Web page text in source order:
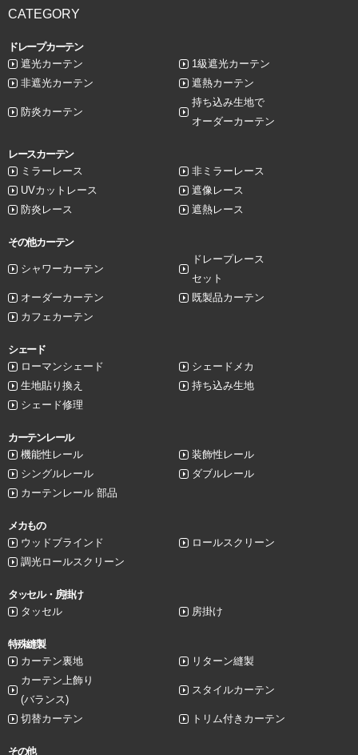
CATEGORY
ドレープカーテン
遮光カーテン
1級遮光カーテン
非遮光カーテン
遮熱カーテン
防炎カーテン
持ち込み生地で
オーダーカーテン
レースカーテン
ミラーレース
非ミラーレース
UVカットレース
遮像レース
防炎レース
遮熱レース
その他カーテン
シャワーカーテン
ドレープレース
セット
オーダーカーテン
既製品カーテン
カフェカーテン
シェード
ローマンシェード
シェードメカ
生地貼り換え
持ち込み生地
シェード修理
カーテンレール
機能性レール
装飾性レール
シングルレール
ダブルレール
カーテンレール 部品
メカもの
ウッドブラインド
ロールスクリーン
調光ロールスクリーン
タッセル・房掛け
タッセル
房掛け
特殊縫製
カーテン裏地
リターン縫製
カーテン上飾り
(バランス)
スタイルカーテン
切替カーテン トリム付きカーテン
その他